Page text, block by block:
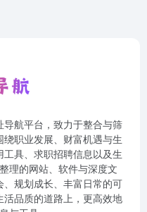
航平台，致力于整合与筛
职业发展、财富机遇与生
具、求职招聘信息以及生
理的网站、软件与深度文
规划成长、丰富日常的可
品质的道路上，更高效地